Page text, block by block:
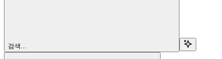
검색...